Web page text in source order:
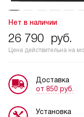
Нет в наличии
26 790 руб.
Цена действительна на
Доставка
от 850 руб.
Установка